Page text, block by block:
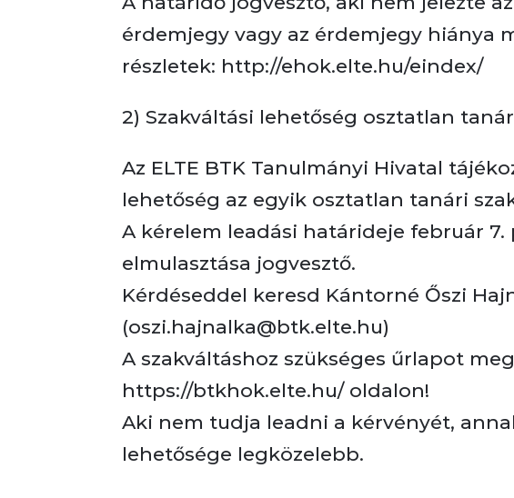
érdemjegy vagy az érdemjegy hiánya
részletek: http://ehok.elte.hu/eindex/
2) Szakváltási lehetőség osztatlan
Az ELTE BTK Tanulmányi Hivatal
lehetőség az egyik osztatlan tanári
A kérelem leadási határideje február 7.
elmulasztása jogvesztő.
Kérdéseddel keresd Kántorné Őszi
(oszi.hajnalka@btk.elte.hu)
A szakváltáshoz szükséges űrlapot
https://btkhok.elte.hu/ oldalon!
Aki nem tudja leadni a kérvényét,
lehetősége legközelebb.